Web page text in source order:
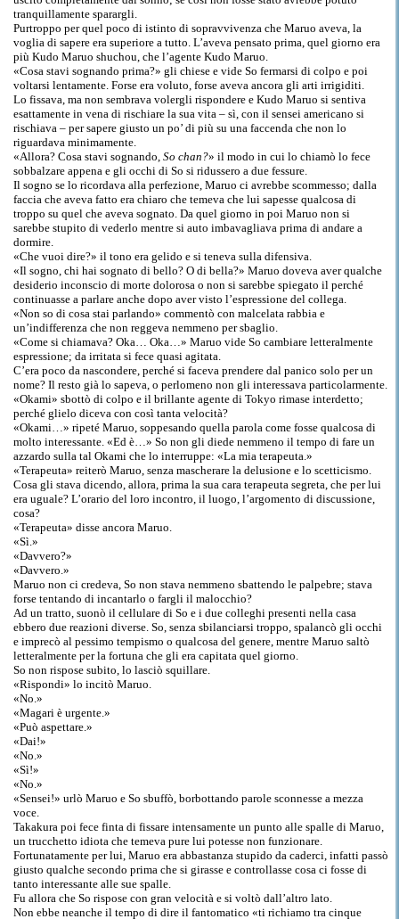
tranquillamente sparargli.
Purtroppo per quel poco di istinto di sopravvivenza che Maruo aveva, la
voglia di sapere era superiore a tutto. L’aveva pensato prima, quel giorno era
più Kudo Maruo shuchou, che l’agente Kudo Maruo.
«Cosa stavi sognando prima?» gli chiese e vide So fermarsi di colpo e poi
voltarsi lentamente. Forse era voluto, forse aveva ancora gli arti irrigiditi.
Lo fissava, ma non sembrava volergli rispondere e Kudo Maruo si sentiva
esattamente in vena di rischiare la sua vita – sì, con il sensei americano si
rischiava – per sapere giusto un po’ di più su una faccenda che non lo
riguardava minimamente.
«Allora? Cosa stavi sognando, So chan?» il modo in cui lo chiamò lo fece
sobbalzare appena e gli occhi di So si ridussero a due fessure.
Il sogno se lo ricordava alla perfezione, Maruo ci avrebbe scommesso; dalla
faccia che aveva fatto era chiaro che temeva che lui sapesse qualcosa di
troppo su quel che aveva sognato. Da quel giorno in poi Maruo non si
sarebbe stupito di vederlo mentre si auto imbavagliava prima di andare a
dormire.
«Che vuoi dire?» il tono era gelido e si teneva sulla difensiva.
«Il sogno, chi hai sognato di bello? O di bella?» Maruo doveva aver qualche
desiderio inconscio di morte dolorosa o non si sarebbe spiegato il perché
continuasse a parlare anche dopo aver visto l’espressione del collega.
«Non so di cosa stai parlando» commentò con malcelata rabbia e
un’indifferenza che non reggeva nemmeno per sbaglio.
«Come si chiamava? Oka… Oka…» Maruo vide So cambiare letteralmente
espressione; da irritata si fece quasi agitata.
C’era poco da nascondere, perché si faceva prendere dal panico solo per un
nome? Il resto già lo sapeva, o perlomeno non gli interessava particolarmente.
«Okami» sbottò di colpo e il brillante agente di Tokyo rimase interdetto;
perché glielo diceva con così tanta velocità?
«Okami…» ripeté Maruo, soppesando quella parola come fosse qualcosa di
molto interessante. «Ed è…» So non gli diede nemmeno il tempo di fare un
azzardo sulla tal Okami che lo interruppe: «La mia terapeuta.»
«Terapeuta» reiterò Maruo, senza mascherare la delusione e lo scetticismo.
Cosa gli stava dicendo, allora, prima la sua cara terapeuta segreta, che per lui
era uguale? L’orario del loro incontro, il luogo, l’argomento di discussione,
cosa?
«Terapeuta» disse ancora Maruo.
«Sì.»
«Davvero?»
«Davvero.»
Maruo non ci credeva, So non stava nemmeno sbattendo le palpebre; stava
forse tentando di incantarlo o fargli il malocchio?
Ad un tratto, suonò il cellulare di So e i due colleghi presenti nella casa
ebbero due reazioni diverse. So, senza sbilanciarsi troppo, spalancò gli occhi
e imprecò al pessimo tempismo o qualcosa del genere, mentre Maruo saltò
letteralmente per la fortuna che gli era capitata quel giorno.
So non rispose subito, lo lasciò squillare.
«Rispondi» lo incitò Maruo.
«No.»
«Magari è urgente.»
«Può aspettare.»
«Dai!»
«No.»
«Sì!»
«No.»
«Sensei!» urlò Maruo e So sbuffò, borbottando parole sconnesse a mezza
voce.
Takakura poi fece finta di fissare intensamente un punto alle spalle di Maruo,
un trucchetto idiota che temeva pure lui potesse non funzionare.
Fortunatamente per lui, Maruo era abbastanza stupido da caderci, infatti passò
giusto qualche secondo prima che si girasse e controllasse cosa ci fosse di
tanto interessante alle sue spalle.
Fu allora che So rispose con gran velocità e si voltò dall’altro lato.
Non ebbe neanche il tempo di dire il fantomatico «ti richiamo tra cinque